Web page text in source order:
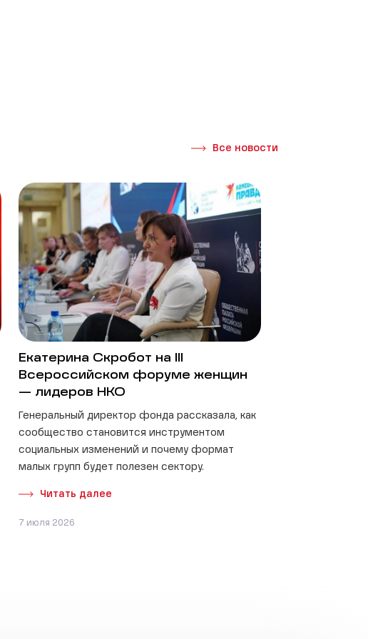
Все новости
Екатерина Скробот на III
Всероссийском форуме женщин
— лидеров НКО
Генеральный директор фонда рассказала, как
сообщество становится инструментом
социальных изменений и почему формат
малых групп будет полезен сектору.
Читать далее
7 июля 2026